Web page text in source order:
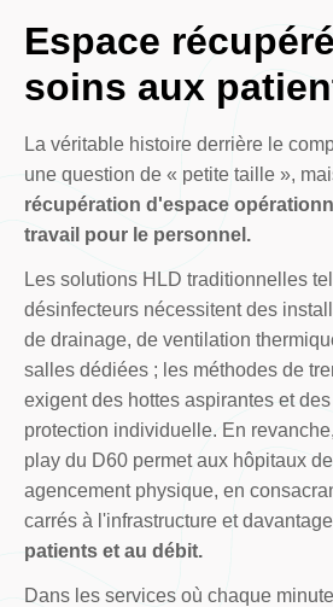
Espace
soins aux
La véritable histoire derrière le
une question de « petite taille »,
récupération d'espace
travail pour le personnel.
Les solutions HLD traditionnelles
désinfecteurs nécessitent des
de drainage, de ventilation
salles dédiées ; les méthodes de
exigent des hottes aspirantes et
protection individuelle. En
play du D60 permet aux hôpitaux
agencement physique, en
carrés à l'infrastructure et
patients et au débit.
Dans les services où chaque